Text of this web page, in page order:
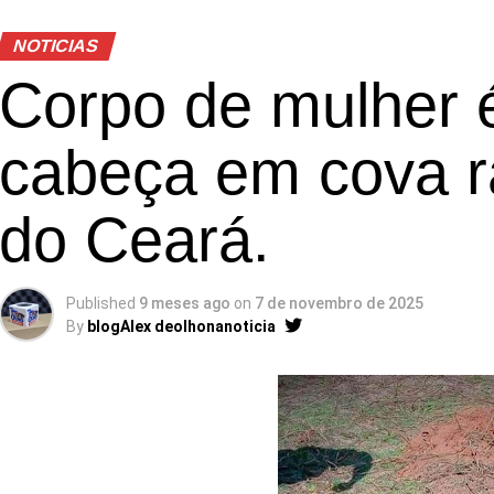
NOTICIAS
Corpo de mulher
cabeça em cova
do Ceará.
Published 9 meses ago on 7 de novembro de 2025
By blogAlex deolhonanoticia